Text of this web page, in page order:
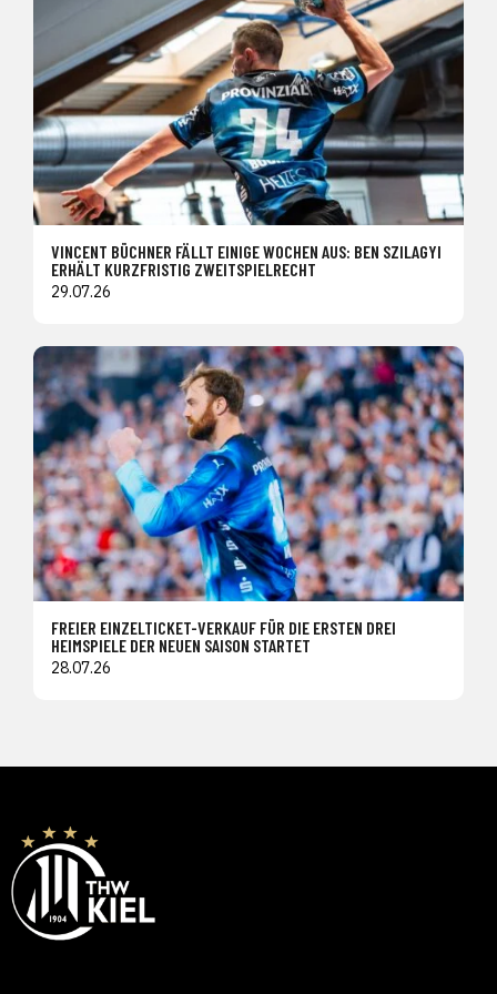
VINCENT BÜCHNER FÄLLT EINIGE WOCHEN AUS: BEN SZILAGYI
ERHÄLT KURZFRISTIG ZWEITSPIELRECHT
29.07.26
FREIER EINZELTICKET-VERKAUF FÜR DIE ERSTEN DREI
HEIMSPIELE DER NEUEN SAISON STARTET
28.07.26